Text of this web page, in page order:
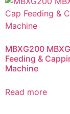
MBXG200
Feeding &
Machine
Read more